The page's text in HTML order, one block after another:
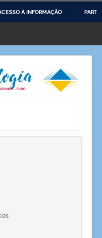
À INFORMAÇÃO
de Arquivologia